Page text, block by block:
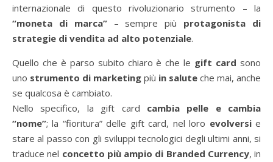
internazionale di questo rivoluzionario strumento – la
“moneta di marca”– sempre più protagonista di
strategie di vendita ad alto potenziale.
Quello che è parso subito chiaro è che le gift card sono
uno strumento di marketing più in salute che mai, anche
se qualcosa è cambiato.
Nello specifico, la gift card cambia pelle e cambia
“nome”; la “fioritura” delle gift card, nel loro evolversie
stare al passo con gli sviluppi tecnologici degli ultimi anni, si
traduce nel concetto più ampio di Branded Currency, in